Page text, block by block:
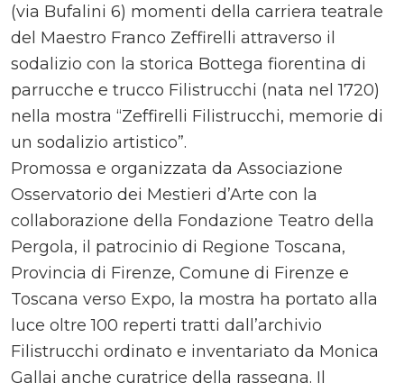
(via Bufalini 6) momenti della carriera teatrale
del Maestro Franco Zeffirelli attraverso il
sodalizio con la storica Bottega fiorentina di
parrucche e trucco Filistrucchi (nata nel 1720)
nella mostra “Zeffirelli Filistrucchi, memorie di
un sodalizio artistico”.
Promossa e organizzata da Associazione
Osservatorio dei Mestieri d’Arte con la
collaborazione della Fondazione Teatro della
Pergola, il patrocinio di Regione Toscana,
Provincia di Firenze, Comune di Firenze e
Toscana verso Expo, la mostra ha portato alla
luce oltre 100 reperti tratti dall’archivio
Filistrucchi ordinato e inventariato da Monica
Gallai anche curatrice della rassegna. Il